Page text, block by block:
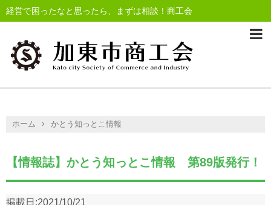
経営で困ったなと思ったら、まずは相談！商工会
ホーム かとう知っとこ情報
【情報誌】かとう知っとこ情報 第89版発行！
掲載日:2021/10/21